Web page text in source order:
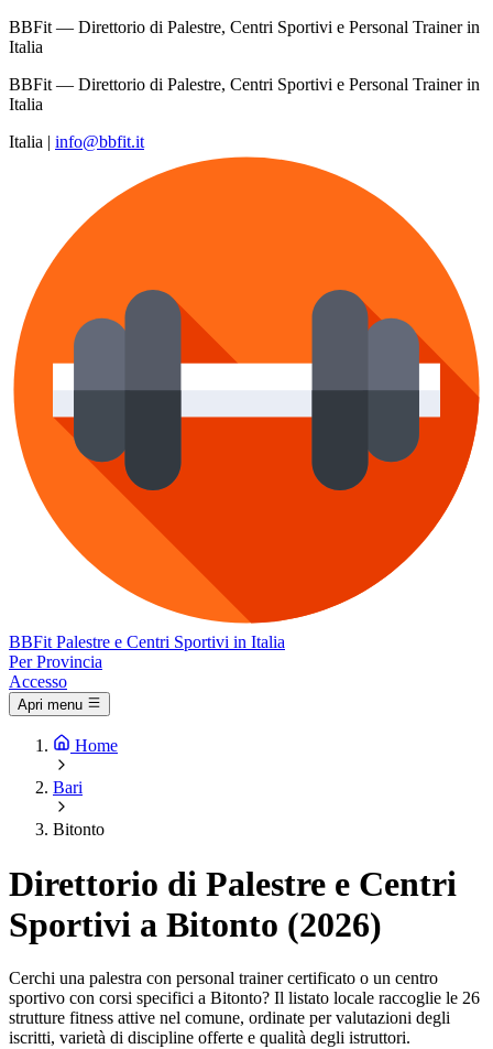
BBFit — Direttorio di Palestre, Centri Sportivi e Personal Trainer in
Italia
BBFit — Direttorio di Palestre, Centri Sportivi e Personal Trainer in
Italia
Italia | info@bbfit.it
BBFit Palestre e Centri Sportivi in Italia
Per Provincia
Accesso
Apri menu
Home
Bari
Bitonto
Direttorio di Palestre e Centri
Sportivi a Bitonto (2026)
Cerchi una palestra con personal trainer certificato o un centro
sportivo con corsi specifici a Bitonto? Il listato locale raccoglie le 26
strutture fitness attive nel comune, ordinate per valutazioni degli
iscritti, varietà di discipline offerte e qualità degli istruttori.